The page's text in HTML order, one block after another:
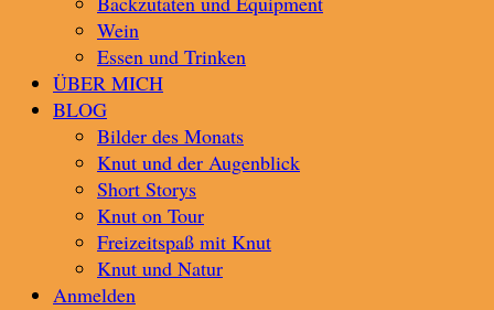
Wein
Essen und Trinken
ÜBER MICH
BLOG
Bilder des Monats
Knut und der Augenblick
Short Storys
Knut on Tour
Freizeitspaß mit Knut
Knut und Natur
Anmelden